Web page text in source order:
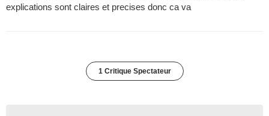
explications sont claires et precises donc ca va
1 Critique Spectateur